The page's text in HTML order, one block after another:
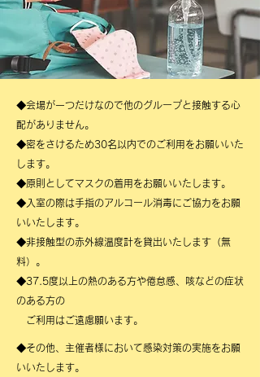
​◆会場が一つだけなので他のグループと接触する心
配がありません。
​◆密をさけるため30名以内でのご利用をお願いいた
します。
​◆原則としてマスクの着用をお願いいたします。
​◆入室の際は手指のアルコール消毒にご協力をお願
いいたします。
​◆非接触型の赤外線温度計を貸出いたします（無
料）。
​◆37.5度以上の熱のある方や倦怠感、咳などの症状
のある方の
​ ご利用はご遠慮願います。
​◆その他、主催者様において感染対策の実施をお願
いいたします。